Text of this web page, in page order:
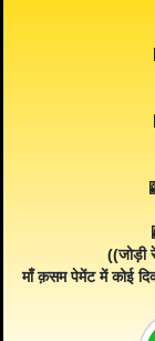
माँ क़सम पेमेंट में कोई